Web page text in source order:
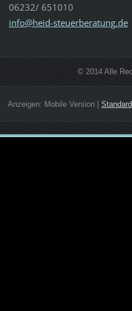
06232/ 651010
info@heid-steuerberatung.de
© 2014 Alle
Anzeigen: Mobile Version|